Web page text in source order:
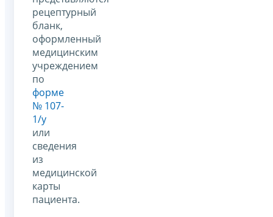
рецептурный
бланк,
оформленный
медицинским
учреждением
по
форме
№ 107-
1/у
или
сведения
из
медицинской
карты
пациента.